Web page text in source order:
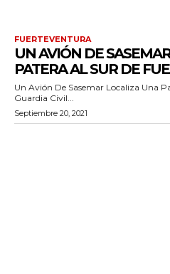
FUERTEVENTURA
UN AVIÓN DE
PATERA AL SUR DE
Un Avión De Sasemar Localiza Una
Guardia Civil...
Septiembre 20, 2021